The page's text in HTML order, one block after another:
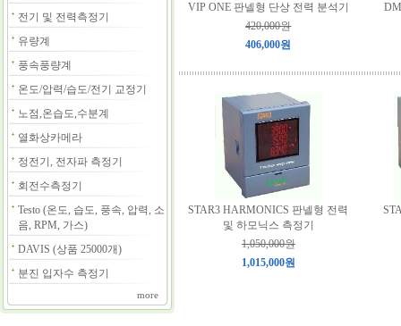
전기 및 전력측정기
유량계
풍속풍량계
온도/압력/습도/전기 교정기
노점,온습도,수분계
열화상카메라
정전기, 전자파 측정기
회전수측정기
Testo (온도, 습도, 풍속, 압력, 소
음, RPM, 가스)
DAVIS (상품 25000개)
분진 입자수 측정기
more
VIP ONE 판넬형 단상 전력 분석기
420,000원
406,000원
STAR3 HARMONICS 판넬형 전력
및 하모닉스 측정기
1,050,000원
1,015,000원